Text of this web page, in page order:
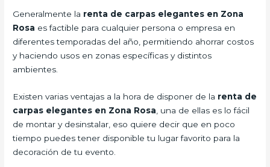
Generalmente la renta de carpas elegantes en Zona
Rosa es factible para cualquier persona o empresa en
diferentes temporadas del año, permitiendo ahorrar costos
y haciendo usos en zonas específicas y distintos
ambientes.
Existen varias ventajas a la hora de disponer de la renta de
carpas elegantes en Zona Rosa , una de ellas es lo fácil
de montar y desinstalar, eso quiere decir que en poco
tiempo puedes tener disponible tu lugar favorito para la
decoración de tu evento.